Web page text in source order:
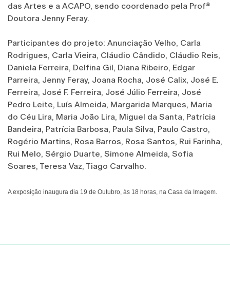
das Artes e a ACAPO, sendo coordenado pela Profª
Doutora Jenny Feray.
Participantes do projeto: Anunciação Velho, Carla
Rodrigues, Carla Vieira, Cláudio Cândido, Cláudio Reis,
Daniela Ferreira, Delfina Gil, Diana Ribeiro, Edgar
Parreira, Jenny Feray, Joana Rocha, José Calix, José E.
Ferreira, José F. Ferreira, José Júlio Ferreira, José
Pedro Leite, Luís Almeida, Margarida Marques, Maria
do Céu Lira, Maria João Lira, Miguel da Santa, Patrícia
Bandeira, Patrícia Barbosa, Paula Silva, Paulo Castro,
Rogério Martins, Rosa Barros, Rosa Santos, Rui Farinha,
Rui Melo, Sérgio Duarte, Simone Almeida, Sofia
Soares, Teresa Vaz, Tiago Carvalho.
A exposição inaugura dia 19 de Outubro, às 18 horas, na Casa da Imagem.